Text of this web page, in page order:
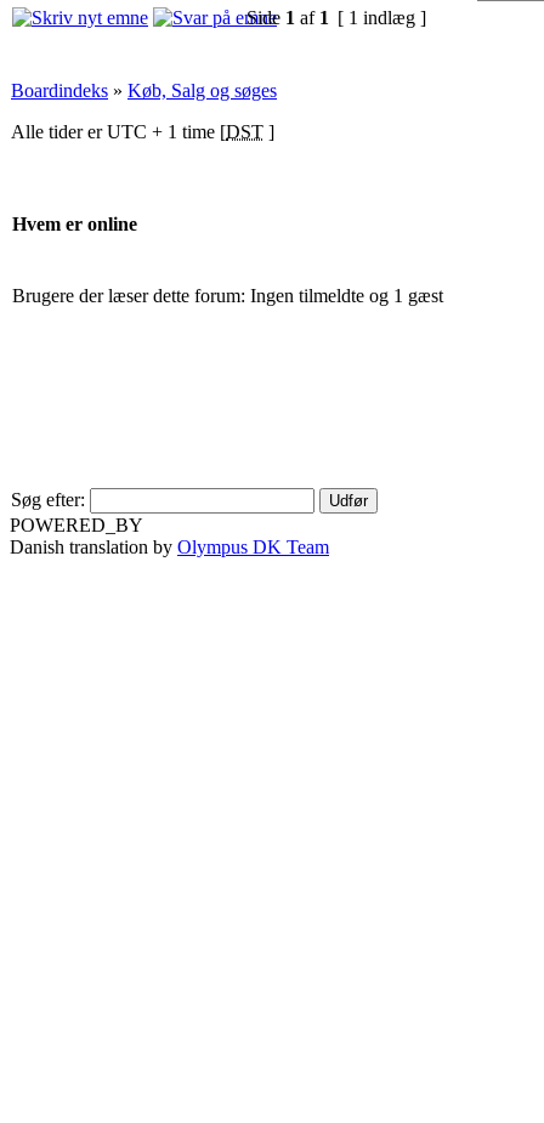
Side 1 af 1 [ 1 indlæg ]
Boardindeks » Køb, Salg og søges
Alle tider er UTC + 1 time [DST ]
Hvem er online
Brugere der læser dette forum: Ingen tilmeldte og 1 gæst
Søg efter:
POWERED_BY
Danish translation by Olympus DK Team